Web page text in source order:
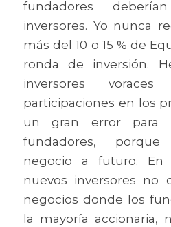
fundadores
inversores. Yo nunca
más del 10 o 15 % de
ronda de inversión.
inversores
participaciones en los
un gran error para
fundadores,
negocio a futuro. En
nuevos inversores no
negocios donde los
la mayoría